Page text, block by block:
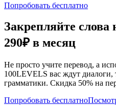
Попробовать бесплатно
Закрепляйте
290₽ в месяц
Не просто учите перевод, а
100LEVELS вас ждут
грамматики. Скидка 50% на
Попробовать бесплатно